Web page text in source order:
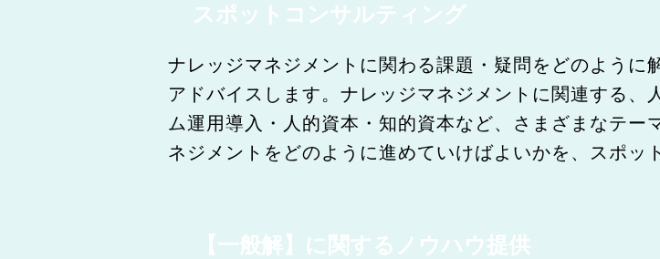
スポットコンサルティング
ナレッジマネジメントに関わる課題・疑問をどのように
アドバイスします。ナレッジマネジメントに関連する
ム運用導入・人的資本・知的資本など、さまざまなテ
ネジメントをどのように進めていけばよいかを、スポッ
【一般解】に関するノウハウ提供